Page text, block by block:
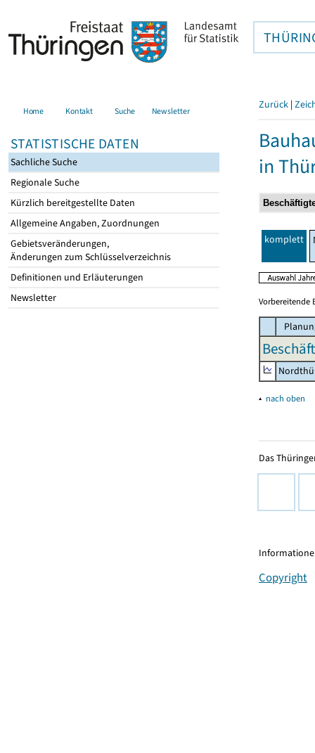
Home Kontakt Suche Newsletter
STATISTISCHE DATEN
Sachliche Suche
Regionale Suche
Kürzlich bereitgestellte Daten
Allgemeine Angaben, Zuordnungen
Gebietsveränderungen,
Änderungen zum Schlüsselverzeichnis
Definitionen und Erläuterungen
Newsletter
Zurück |
in
komplett
Vorbereitende
▴ nach oben
Das
Copyright